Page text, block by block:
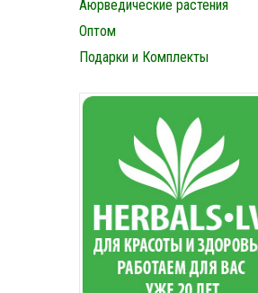
Аюрведические растения
Оптом
Подарки и Комплекты